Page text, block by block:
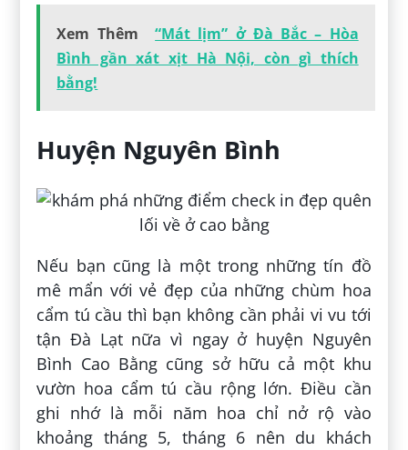
Xem Thêm
“Mát lịm” ở Đà Bắc – Hòa
Bình gần xát xịt Hà Nội, còn gì thích
bằng!
Huyện Nguyên Bình
Nếu bạn cũng là một trong những tín đồ
mê mẩn với vẻ đẹp của những chùm hoa
cẩm tú cầu thì bạn không cần phải vi vu tới
tận Đà Lạt nữa vì ngay ở huyện Nguyên
Bình Cao Bằng cũng sở hữu cả một khu
vườn hoa cẩm tú cầu rộng lớn. Điều cần
ghi nhớ là mỗi năm hoa chỉ nở rộ vào
khoảng tháng 5, tháng 6 nên du khách